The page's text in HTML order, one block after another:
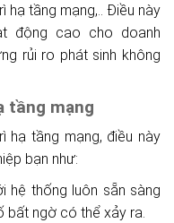
hạ tầng mạng,.. Điều này
động cao cho doanh
rủi ro phát sinh không
tầng mạng
hạ tầng mạng, điều này
bạn như:
hệ thống luôn sẵn sàng
bất ngờ có thể xảy ra.